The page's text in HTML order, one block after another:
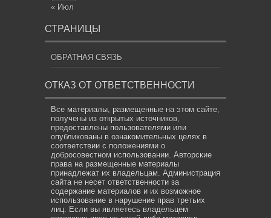
« Июл
СТРАНИЦЫ
ОБРАТНАЯ СВЯЗЬ
ОТКАЗ ОТ ОТВЕТСТВЕННОСТИ
Все материалы, размещенные на этом сайте,
получены из открытых источников,
предоставлены пользователями или
опубликованы в ознакомительных целях в
соответствии с положениями о
добросовестном использовании. Авторские
права на размещенные материалы
принадлежат их владельцам. Администрация
сайта не несет ответственности за
содержание материалов и их возможное
использование в нарушение прав третьих
лиц. Если вы являетесь владельцем